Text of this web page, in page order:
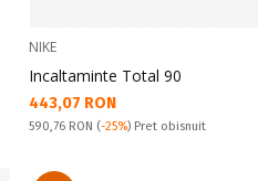
NIKE
Incaltaminte Total 90
Текуща цена:
443,07 RON
Pret obisnuit:
590,76 RON (-25%) Pret obisnuit